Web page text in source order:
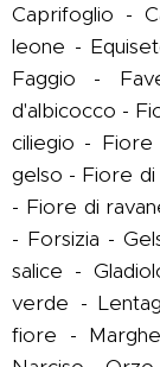
Caprifoglio -
leone -
Faggio -
d'albicocco -
ciliegio -
gelso - Fiore
- Fiore di
- Forsizia -
salice -
verde -
fiore -